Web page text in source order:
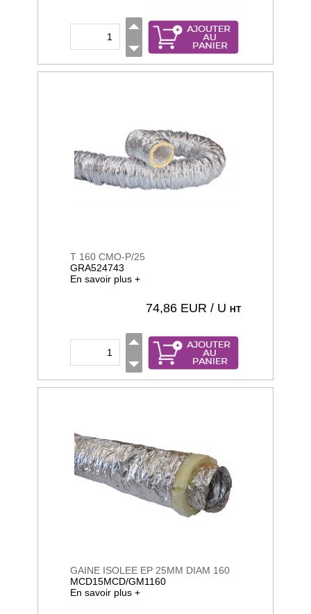
T 160 CMO-P/25
GRA524743
En savoir plus +
74,86 EUR / U HT
GAINE ISOLEE EP 25MM DIAM 160
MCD15MCD/GM1160
En savoir plus +